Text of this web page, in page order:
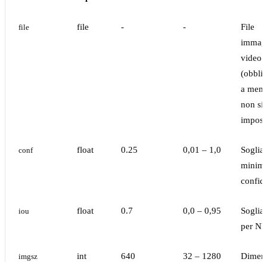
file file - -
File
video
a
non sia
conf float 0.25 0,01 – 1,0
Soglia
iou float 0.7 0,0 – 0,95
Soglia
per
imgsz int 640 32 – 1280